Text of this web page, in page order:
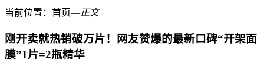
当前位置： 首页―正文
刚开卖就热销破万片！网友赞爆的最新口碑“开架面
膜”1片=2瓶精华